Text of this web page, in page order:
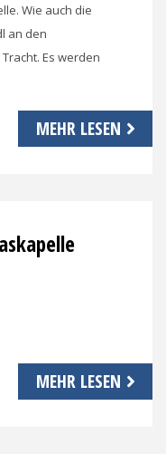
Wie auch die
an den
Es werden
MEHR LESEN
MEHR LESEN